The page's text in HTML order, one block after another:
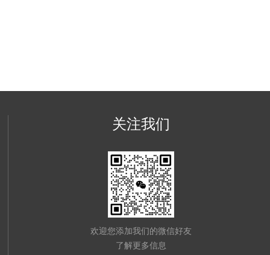
关注我们
欢迎您添加我们的微信好友
了解更多信息